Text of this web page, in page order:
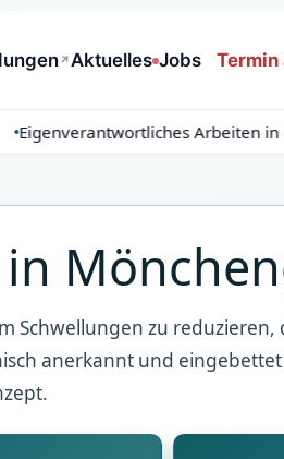
Aktuelles Jobs Termin
Arbeiten in
Schwellungen zu
anerkannt und